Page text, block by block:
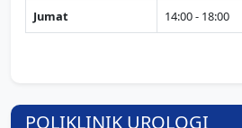
Jumat 14:00 - 18:00
POLIKLINIK UROLOGI